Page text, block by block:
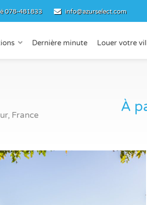
078-481833 info@azurselect.com
Dernière minute Louer votre
France
À